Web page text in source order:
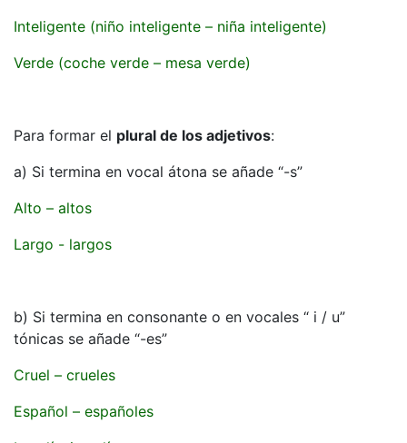
Inteligente (niño inteligente – niña inteligente)
Verde (coche verde – mesa verde)
Para formar el plural de los adjetivos:
a) Si termina en vocal átona se añade “-s”
Alto – altos
Largo - largos
b) Si termina en consonante o en vocales “ i / u”
tónicas se añade “-es”
Cruel – crueles
Español – españoles